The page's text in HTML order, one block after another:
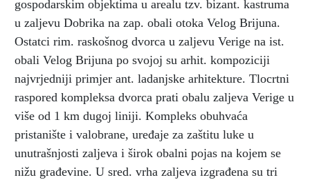
gospodarskim objektima u arealu tzv. bizant. kastruma
u zaljevu Dobrika na zap. obali otoka Velog Brijuna.
Ostatci rim. raskošnog dvorca u zaljevu Verige na ist.
obali Velog Brijuna po svojoj su arhit. kompoziciji
najvrjedniji primjer ant. ladanjske arhitekture. Tlocrtni
raspored kompleksa dvorca prati obalu zaljeva Verige u
više od 1 km dugoj liniji. Kompleks obuhvaća
pristanište i valobrane, uređaje za zaštitu luke u
unutrašnjosti zaljeva i širok obalni pojas na kojem se
nižu građevine. U sred. vrha zaljeva izgrađena su tri